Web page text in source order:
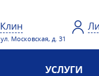
Клин
ул. Московская, д. 31
УСЛУГИ